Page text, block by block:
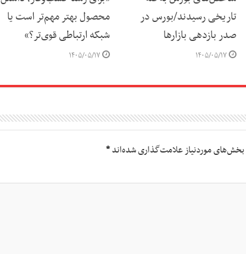
تاریخی رسیدند/بورس در
صدر بازدهی بازارها
۱۴۰۵/۰۵/۱۷
محصول بهتر مهم‌تر است یا
شبکه ارتباطی قوی‌تر؟»
۱۴۰۵/۰۵/۱۷
بخش‌های موردنیاز علامت‌گذاری شده‌اند*